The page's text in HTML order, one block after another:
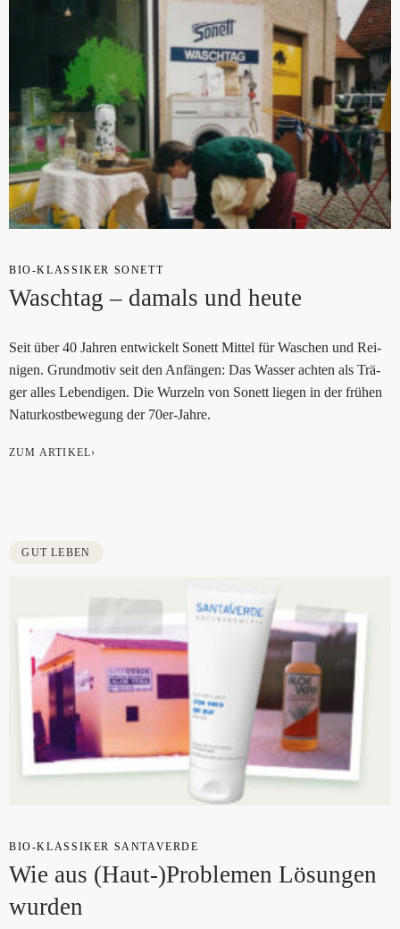
BIO-KLAS­SI­KER SONETT
Wasch­tag – damals und heute
Seit über 40 Jah­ren ent­wi­ckelt Sonett Mit­tel für Waschen und Rei­
ni­gen. Grund­mo­tiv seit den Anfän­gen: Das Was­ser ach­ten als Trä­
ger alles Leben­di­gen. Die Wur­zeln von Sonett lie­gen in der frü­hen
Natur­kost­be­we­gung der 70er-Jahre.
ZUM ARTIKEL›
GUT LEBEN
BIO-KLAS­SI­KER SAN­TA­VER­DE
Wie aus (Haut-)Problemen Lösun­gen
wurden